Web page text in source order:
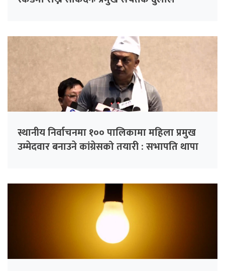
स्थानीय निर्वाचनमा १०० पालिकामा महिला प्रमुख
उम्मेदवार बनाउने कांग्रेसको तयारी : सभापति थापा